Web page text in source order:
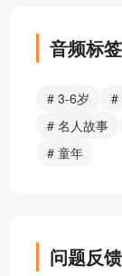
71福兰克林
70牛顿的小星
69爱迪生闯
68爱思考的牛
66澡堂里的
63林肯干活赔
62拜伦的成长
音频标签
# 3-6岁 #
# 名人故事
# 童年
问题反馈